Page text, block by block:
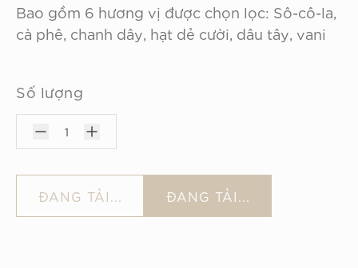
Bao gồm 6 hương vị được chọn lọc: Sô-cô-la,
cà phê, chanh dây, hạt dẻ cười, dâu tây, vani
Số lượng
1
ĐANG TẢI... ĐANG TẢI...